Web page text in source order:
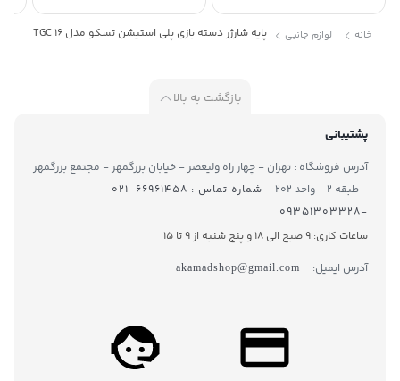
خانه لوازم جانبی پایه شارژر دسته بازی پلی استیشن تسکو مدل TGC 16
بازگشت به بالا
پشتیبانی
آدرس فروشگاه : تهران - چهار راه ولیعصر - خیابان بزرگمهر - مجتمع بزرگمهر
- طبقه ۲ - واحد ۲۰۲
شماره تماس : ۶۶۹۶۱۴۵۸-۰۲۱
-۰۹۳۵۱۳۰۳۳۲۸
ساعات کاری: 9 صبح الی 18 و پنج شنبه از 9 تا ۱5
آدرس ایمیل:
akamadshop@gmail.com